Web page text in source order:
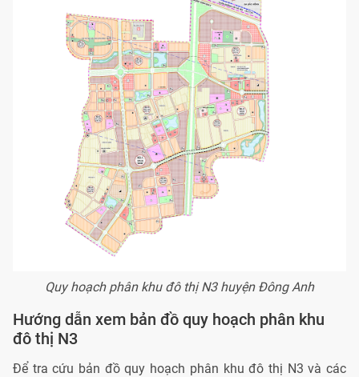
Quy hoạch phân khu đô thị N3 huyện Đông Anh
Hướng dẫn xem bản đồ quy hoạch phân khu
đô thị N3
Để tra cứu bản đồ quy hoạch phân khu đô thị N3 và các